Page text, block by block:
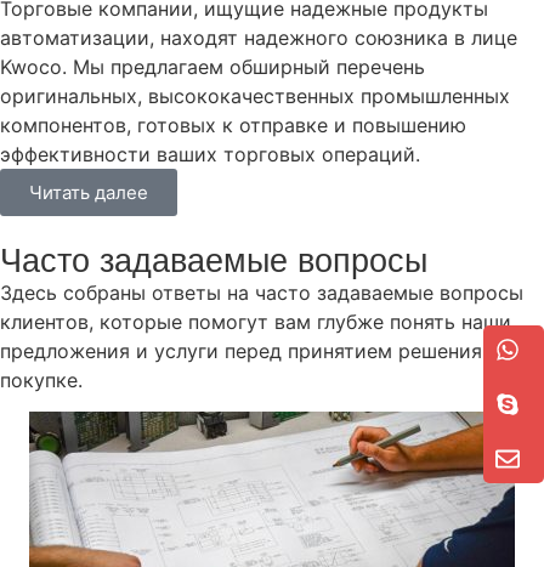
Торговые компании, ищущие надежные продукты
автоматизации, находят надежного союзника в лице
Kwoco. Мы предлагаем обширный перечень
оригинальных, высококачественных промышленных
компонентов, готовых к отправке и повышению
эффективности ваших торговых операций.
Читать далее
Часто задаваемые вопросы
Здесь собраны ответы на часто задаваемые вопросы
клиентов, которые помогут вам глубже понять наши
предложения и услуги перед принятием решения о
покупке.